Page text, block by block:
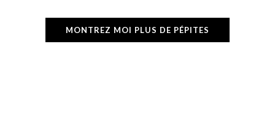
MONTREZ MOI PLUS DE PÉPITES